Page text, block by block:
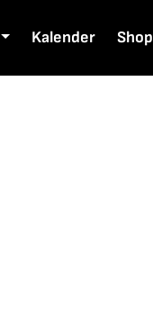
Kalender Shop